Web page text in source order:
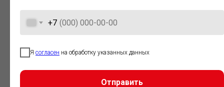
+7
Я согласен на обработку указанных данных
Отправить